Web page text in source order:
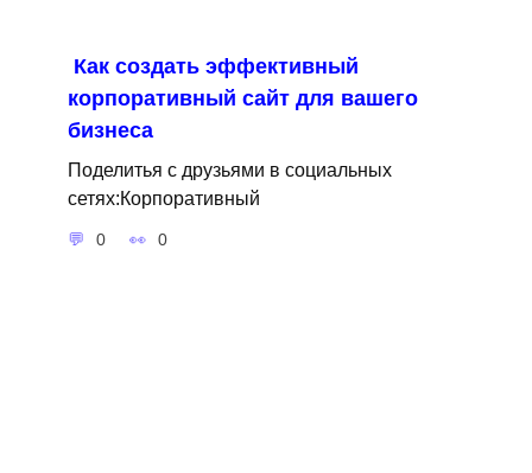
Как создать эффективный
корпоративный сайт для вашего
бизнеса
Поделитья с друзьями в социальных
сетях:Корпоративный
0 0